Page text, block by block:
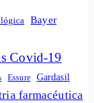
Bayer
Covid-19
Essure Gardasil
farmacéutica